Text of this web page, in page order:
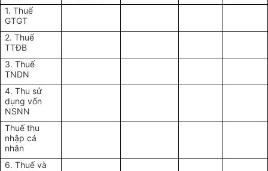
1. Thuế
GTGT
2. Thuế
TTĐB
3. Thuế
TNDN
4. Thu sử
dụng vốn
NSNN
Thuế thu
nhập cá
nhân
6. Thuế và